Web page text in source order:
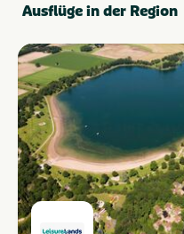
Ausflüge in der Region